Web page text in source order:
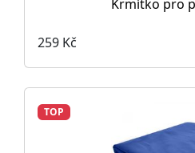
Krmítko pro
259 Kč
TOP